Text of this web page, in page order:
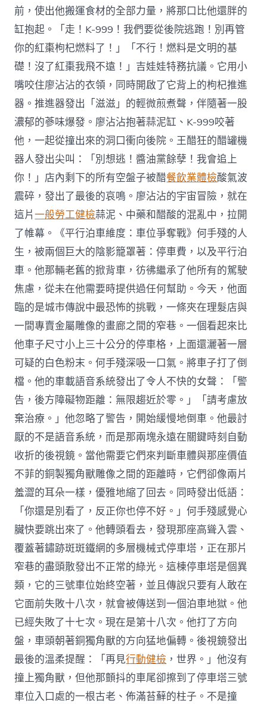
前，使出他搬運食材的全部力量，將那口比他還胖的
缸抱起。「走！K-999！我們要從後院逃跑！別再管
你的紅棗枸杞燃料了！」「不行！燃料是文明的基
礎！沒了紅棗我飛不遠！」吉娃娃特務抗議。它用小
嘴咬住廖沾沾的衣領，同時開啟了它背上的枸杞推進
器。推進器發出「滋滋」的輕微煎煮聲，伴隨著一股
濃郁的蔘味爆發。廖沾沾抱著蒜泥缸、K-999咬著
他，一起從撞出來的洞口衝向後院。王醋狂的醋罐機
器人發出尖叫：「別想逃！醬油黨餘孽！我會追上
你！」店內剩下的所有空盤子被醋餐飲業體檢酸氣波
震碎，發出了最後的哀鳴。廖沾沾的宇宙冒險，就在
這片一般勞工健檢蒜泥、中藥和醋酸的混亂中，拉開
了帷幕。《平行泊車維度：車位爭奪戰》何手殘的人
生，被兩個巨大的陰影籠罩著：停車費，以及平行泊
車。他那輛老舊的掀背車，彷彿繼承了他所有的駕駛
焦慮，從未在他需要時提供過任何幫助。今天，他面
臨的是城市傳說中最恐怖的挑戰，一條夾在理髮店與
一間專賣金屬雕像的畫廊之間的窄巷。一個看起來比
他車子尺寸小上三十公分的停車格，上面還灑著一層
可疑的白色粉末。何手殘深吸一口氣。將車子打了倒
檔。他的車載語音系統發出了令人不快的女聲：「警
告，後方障礙物距離：無限趨近於零。」「請考慮放
棄治療。」他忽略了警告，開始緩慢地倒車。他最討
厭的不是語音系統，而是那兩塊永遠在關鍵時刻自動
收折的後視鏡。當他需要它們來判斷車體與那座價值
不菲的銅製獨角獸雕像之間的距離時，它們卻像兩片
羞澀的耳朵一樣，優雅地縮了回去。同時發出低語：
「你還是別看了，反正你也停不好。」何手殘感覺心
臟快要跳出來了。他轉頭看去，發現那座高聳入雲、
覆蓋著鏽跡斑斑鐵網的多層機械式停車塔，正在那片
窄巷的盡頭散發出不正常的綠光。這棟停車塔是個異
類，它的三號車位始終空著，並且傳說只要有人敢在
它面前失敗十八次，就會被傳送到一個泊車地獄。他
已經失敗了十七次。現在是第十八次。他打了方向
盤，車頭朝著銅獨角獸的方向猛地偏轉。後視鏡發出
最後的溫柔提醒：「再見行動健檢 ，世界。」他沒有
撞上獨角獸，但他那顫抖的車尾卻擦到了停車塔三號
車位入口處的一根古老、佈滿苔蘚的柱子。不是撞